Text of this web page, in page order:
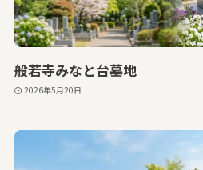
般若寺みなと台墓地
2026年5月20日